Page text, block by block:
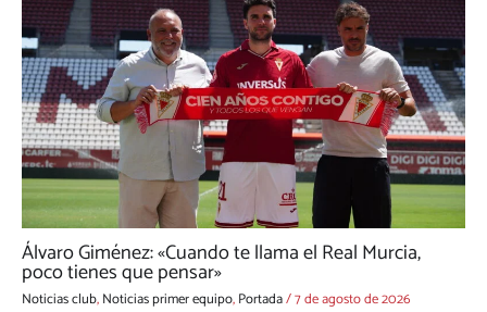
Álvaro Giménez: «Cuando te llama el Real Murcia,
poco tienes que pensar»
Noticias club,Noticias primer equipo,Portada/7 de agosto de 2026